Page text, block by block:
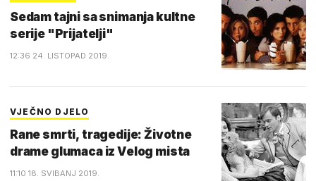
Sedam tajni sa snimanja kultne
serije "Prijatelji"
12:36 24. LISTOPAD 2019.
VJEČNO DJELO
Rane smrti, tragedije: Životne
drame glumaca iz Velog mista
11:10 18. SVIBANJ 2019.